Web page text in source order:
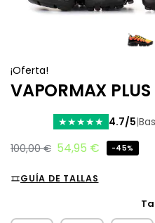
¡Oferta!
VAPORMAX PLUS
★★★★★ 4.7/5|
100,00€ 54,95 € -45%
GUÍA DE TALLAS